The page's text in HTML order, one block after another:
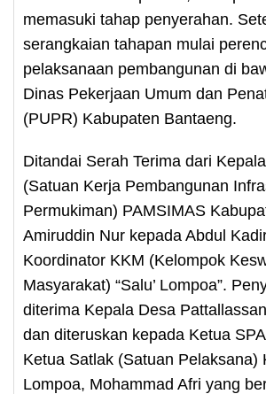
memasuki tahap penyerahan.
serangkaian tahapan mulai
pelaksanaan pembangunan di
Dinas Pekerjaan Umum dan
(PUPR) Kabupaten Bantaeng.
Ditandai Serah Terima dari
(Satuan Kerja Pembangunan
Permukiman) PAMSIMAS
Amiruddin Nur kepada Abdul
Koordinator KKM (Kelompok
Masyarakat) “Salu’ Lompoa”.
diterima Kepala Desa
dan diteruskan kepada Ketua
Ketua Satlak (Satuan Pelaksana)
Lompoa, Mohammad Afri yang